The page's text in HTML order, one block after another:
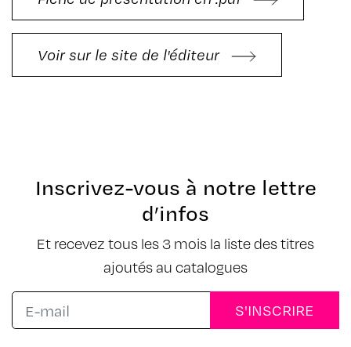
Voir sur le site de l'éditeur
Inscrivez-vous à notre lettre
d’infos
Et recevez tous les 3 mois la liste des titres
ajoutés au catalogues